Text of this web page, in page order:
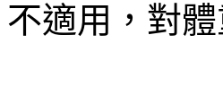
不適用，對